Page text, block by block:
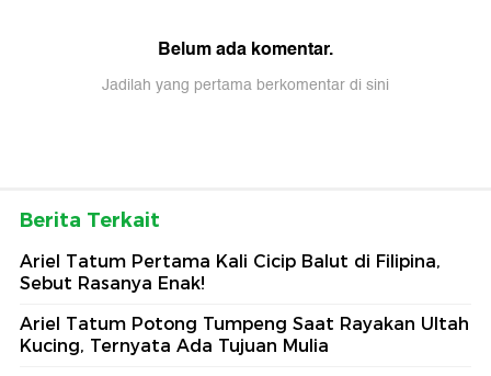
Belum ada komentar.
Jadilah yang pertama berkomentar di sini
Berita Terkait
Ariel Tatum Pertama Kali Cicip Balut di Filipina,
Sebut Rasanya Enak!
Ariel Tatum Potong Tumpeng Saat Rayakan Ultah
Kucing, Ternyata Ada Tujuan Mulia